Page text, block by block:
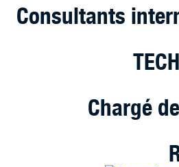
Consultants
Chargé